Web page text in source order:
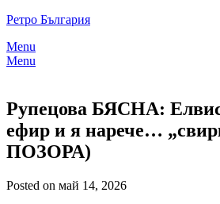
Skip
content
Ретро България
Menu
Menu
Рупецова БЯСНА:
ефир и я нарече…
ПОЗОРА)
Posted on май 14, 2026